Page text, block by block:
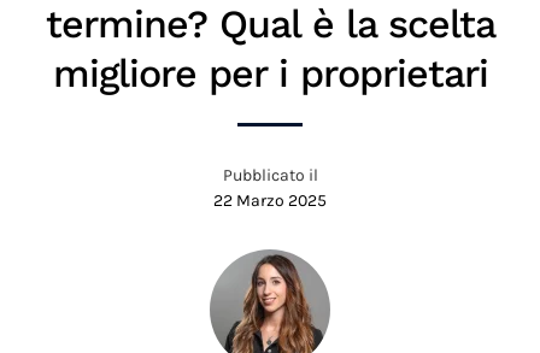
termine? Qual è la scelta
migliore per i proprietari
Pubblicato il
22 Marzo 2025